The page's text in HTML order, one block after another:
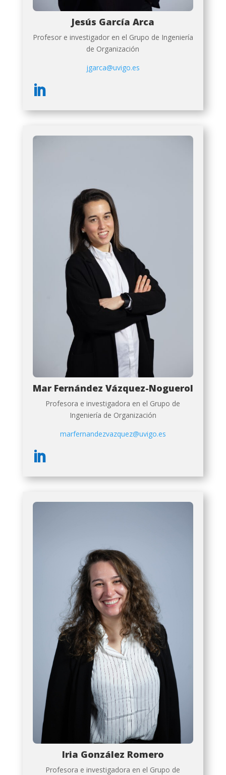
Jesús García Arca
Profesor e investigador en el Grupo de Ingeniería
de Organización
jgarca@uvigo.es
Mar Fernández Vázquez-Noguerol
Profesora e investigadora en el Grupo de
Ingeniería de Organización
marfernandezvazquez@uvigo.es
Iria González Romero
Profesora e investigadora en el Grupo de